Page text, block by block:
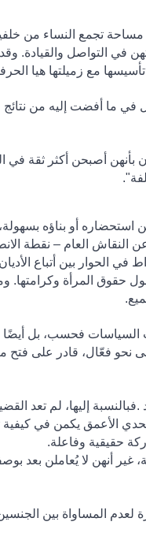
تجمع النساء من
في التواصل والقيادة.
مع زميلتها هيا
في ما أفضت إليه من
أصبحن أكثر ثقة في
استحضاره أو بناؤه
النقاش العام – نقطة
الحوار بين أتباع
حقوق المرأة
.
السياسات فحسب، بل
نحو فعّال، قادر على فتح
.فبالنسبة إليها، لم تعد
الأعمق يكمن في
حقيقية وفاعلة.
أنهن لا يُعاملن بعد
المساواة بين